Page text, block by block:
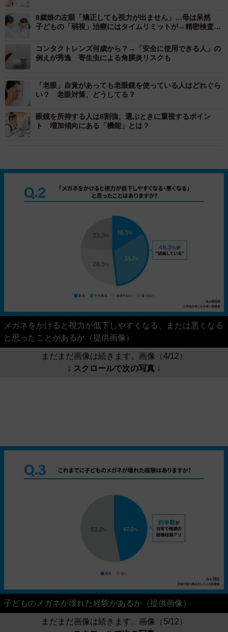
8歳娘の左眼「矯正しても視力が出ません」…母は呆然
子どもの「弱視」治療にはタイムリミットが→精密検査を
コンタクトレンズ何歳から？→「安全に使用できる人」の
例えが秀逸 寄生虫による角膜炎リスクも
「老眼」自覚があっても老眼鏡を使っている人はどれぐら
い？ 老眼対策、どうしてる？
眼鏡を所持する人は8割強、選ぶときに重視するポイン
ト 増加傾向にある「機能」とは？
メガネをかけると視力が低下しやすくなる、または悪くなる
と思ったことがあるか（提供画像）
まだまだ画像は続きます。画像（4/12）
↓ スクロールで次の写真 ↓
子どものメガネが壊れた経験があるか（提供画像）
まだまだ画像は続きます。画像（5/12）